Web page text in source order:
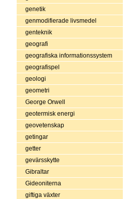
genetik
genmodifierade livsmedel
genteknik
geografi
geografiska informationssystem
geografispel
geologi
geometri
George Orwell
geotermisk energi
geovetenskap
getingar
getter
gevärsskytte
Gibraltar
Gideoniterna
giftiga växter